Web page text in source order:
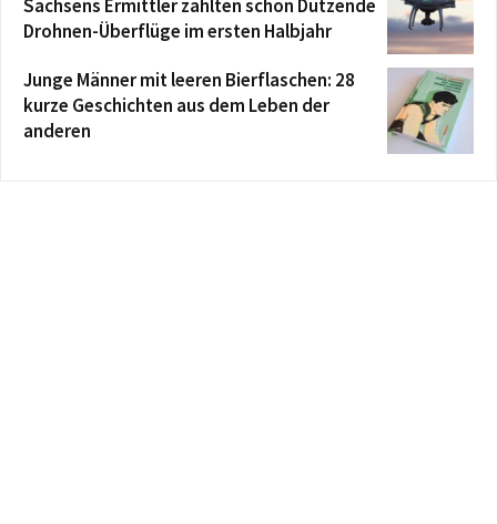
Sachsens Ermittler zählten schon Dutzende
Drohnen-Überflüge im ersten Halbjahr
Junge Männer mit leeren Bierflaschen: 28
kurze Geschichten aus dem Leben der
anderen